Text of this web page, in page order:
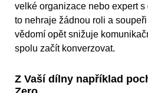
velké organizace nebo expert
to nehraje žádnou roli a
vědomí opět snižuje
spolu začít konverzovat.
Z Vaší dílny například